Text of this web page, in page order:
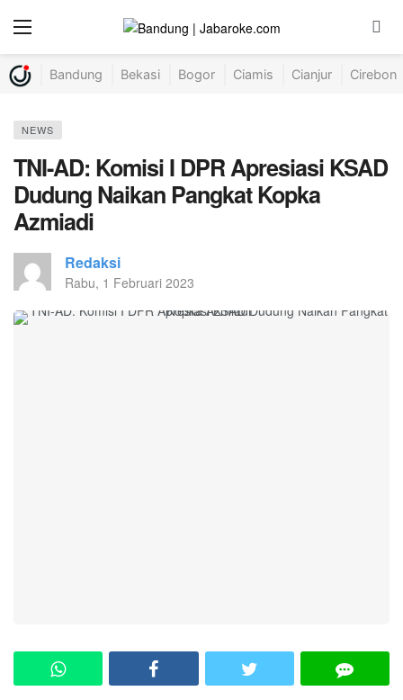
Bandung Bekasi Bogor Ciamis Cianjur Cirebon
NEWS
TNI-AD: Komisi I DPR Apresiasi KSAD
Dudung Naikan Pangkat Kopka
Azmiadi
Redaksi
Rabu, 1 Februari 2023